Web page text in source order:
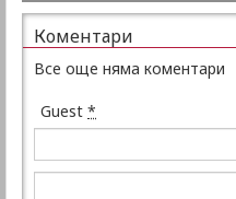
Коментари
Все още няма коментари
Guest *